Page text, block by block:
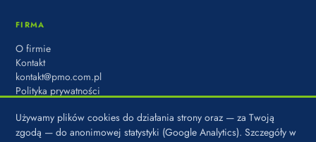
FIRMA
O firmie
Kontakt
kontakt@pmo.com.pl
Polityka prywatności
Używamy plików cookies do działania strony oraz — za Twoją
zgodą — do anonimowej statystyki (Google Analytics). Szczegóły w